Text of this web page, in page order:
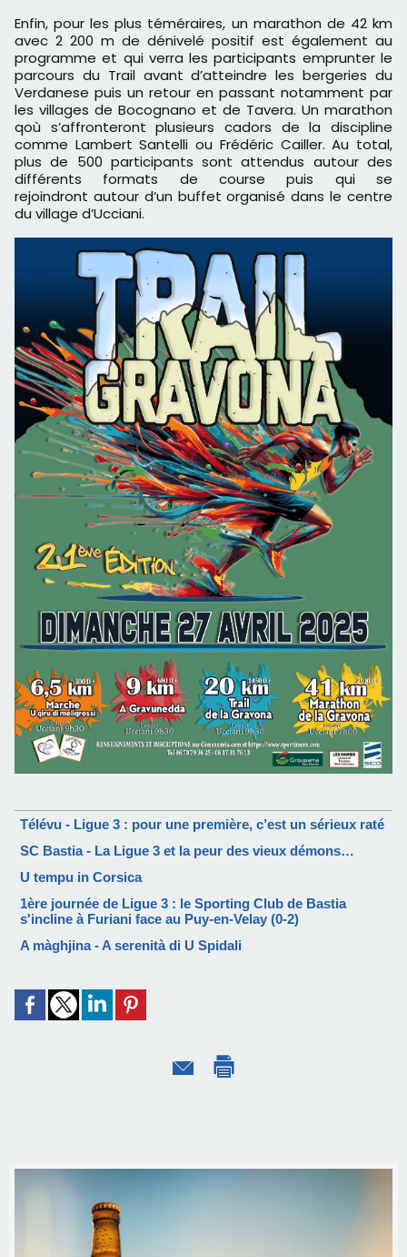
Enfin, pour les plus téméraires, un marathon de 42 km
avec 2 200 m de dénivelé positif est également au
programme et qui verra les participants emprunter le
parcours du Trail avant d’atteindre les bergeries du
Verdanese puis un retour en passant notamment par
les villages de Bocognano et de Tavera. Un marathon
qoù s’affronteront plusieurs cadors de la discipline
comme Lambert Santelli ou Frédéric Cailler. Au total,
plus de 500 participants sont attendus autour des
différents formats de course puis qui se
rejoindront autour d’un buffet organisé dans le centre
du village d’Ucciani.
Télévu - Ligue 3 : pour une première, c’est un sérieux raté
SC Bastia - La Ligue 3 et la peur des vieux démons…
U tempu in Corsica
1ère journée de Ligue 3 : le Sporting Club de Bastia
s'incline à Furiani face au Puy-en-Velay (0-2)
A màghjina - A serenità di U Spidali